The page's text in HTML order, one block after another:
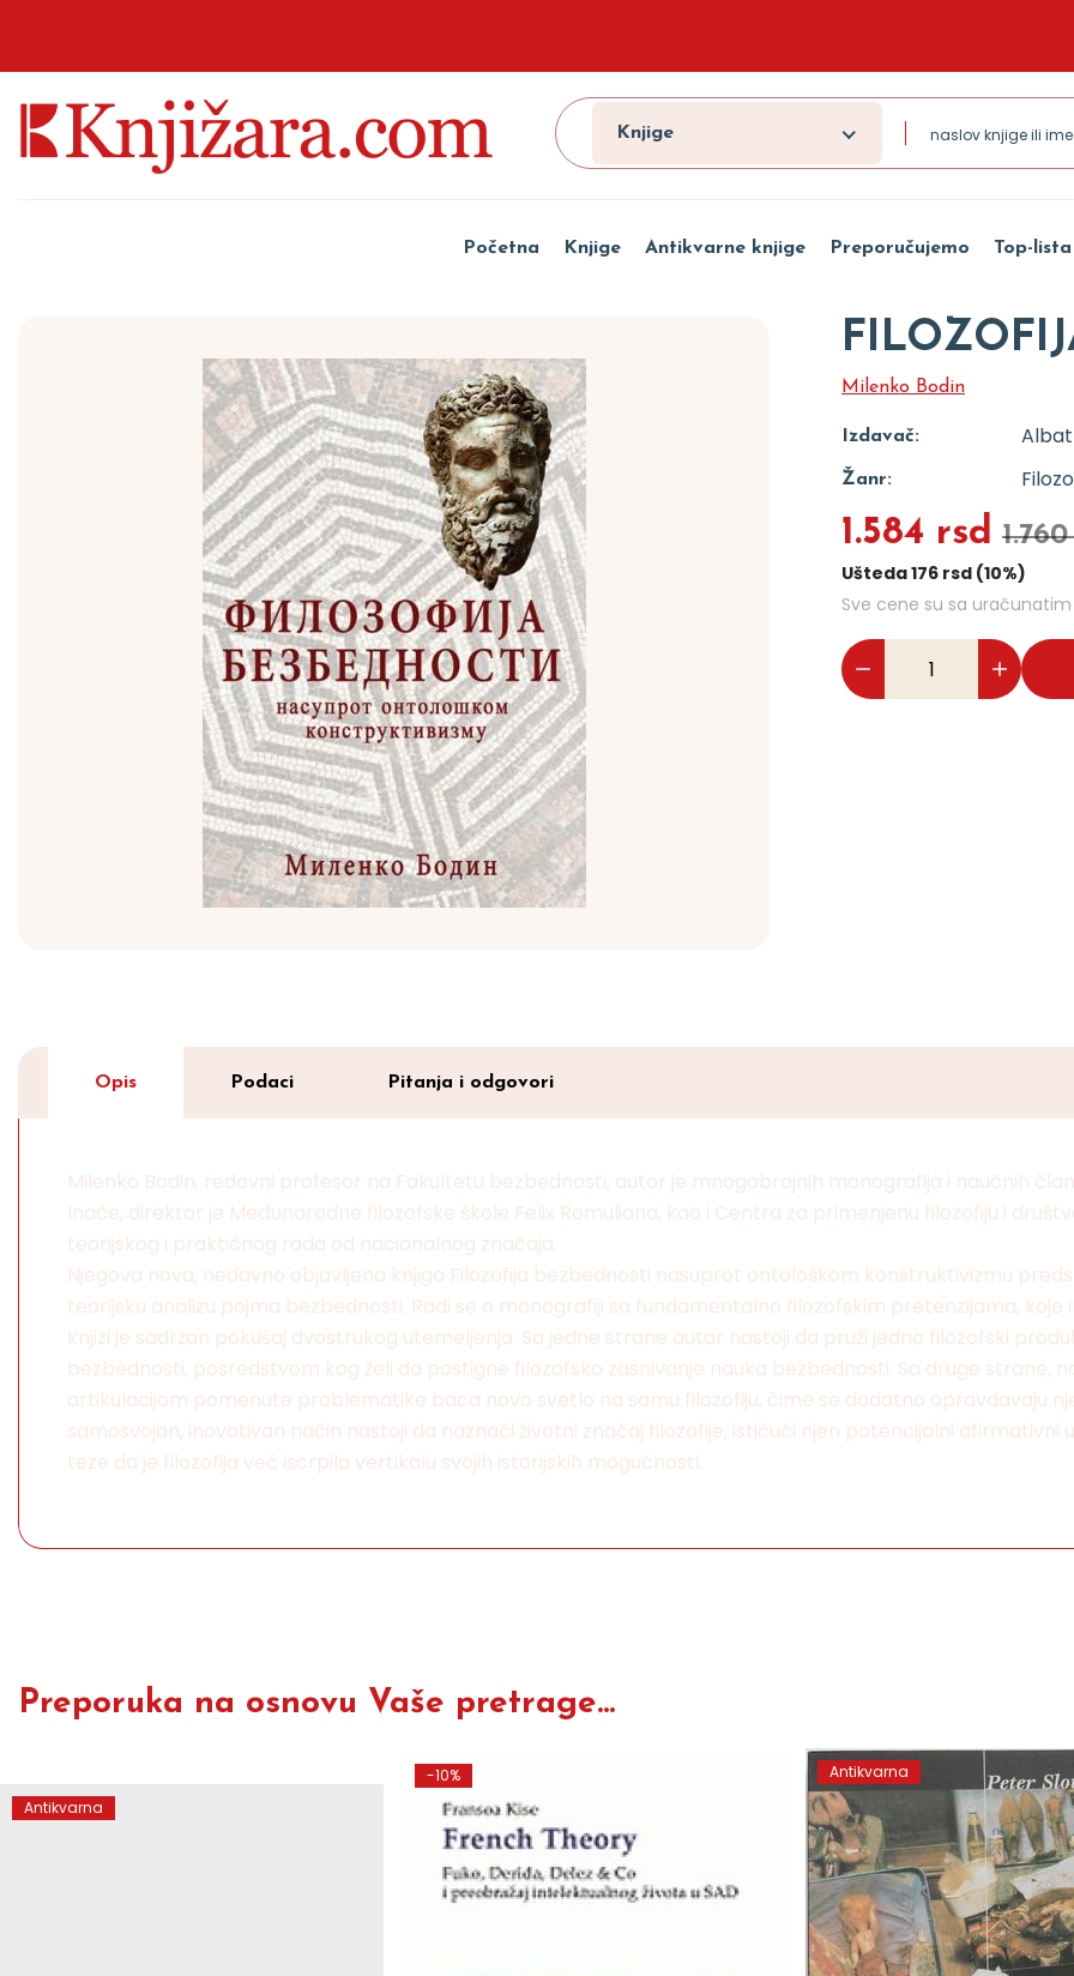
Knjige
Početna Knjige Antikvarne knjige Preporučujemo Top-lista
Milenko Bodin
Izdavač:
Žanr:
1.584 rsd
Ušteda 176 rsd (10%)
Sve cene su sa
Opis Podaci Pitanja i odgovori
Milenko Bodin, redovni profesor na Fakultetu bezbednosti, autor je mnogobrojnih monografija i naučnih
Inače, direktor je Međunarodne filozofske škole Felix Romuliana, kao i Centra za primenjenu filozofiju i
teorijskog i praktičnog rada od nacionalnog značaja.
Njegova nova, nedavno objavljena knjiga Filozofija bezbednosti nasuprot ontološkom konstruktivizmu
teorijsku analizu pojma bezbednosti. Radi se o monografiji sa fundamentalno filozofskim pretenzijama, koje
knjizi je sadržan pokušaj dvostrukog utemeljenja. Sa jedne strane autor nastoji da pruži jedno filozofski
bezbednosti, posredstvom kog želi da postigne filozofsko zasnivanje nauka bezbednosti. Sa druge strane,
artikulacijom pomenute problematike baca novo svetlo na samu filozofiju, čime se dodatno opravdavaju
samosvojan, inovativan način nastoji da naznači životni značaj filozofije, ističući njen potencijalni
teze da je filozofija već iscrpila vertikalu svojih istorijskih mogućnosti.
Preporuka na osnovu Vaše pretrage...
Antikvarna
-10% Antikvarna